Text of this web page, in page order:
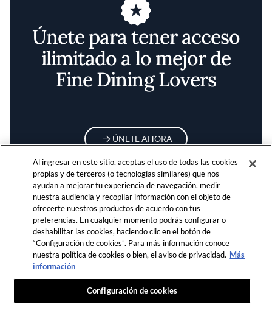
Únete para tener acceso
ilimitado a lo mejor de
Fine Dining Lovers
ÚNETE AHORA
VOLVER ARRIBA
¡No te lo pierdas!Regístrate ahora para obtener
acceso ilimitado a las historias seleccionadas de
FDL.
ÚNETE AHORAoACCEDER
Al ingresar en este sitio, aceptas el uso de todas las cookies
propias y de terceros (o tecnologías similares) que nos
ayudan a mejorar tu experiencia de navegación, medir
nuestra audiencia y recopilar información con el objeto de
ofrecerte nuestros productos de acuerdo con tus
preferencias. En cualquier momento podrás configurar o
deshabilitar las cookies, haciendo clic en el botón de
“Configuración de cookies”. Para más información conoce
nuestra política de cookies o bien, el aviso de privacidad. Más
información
Configuración de cookies